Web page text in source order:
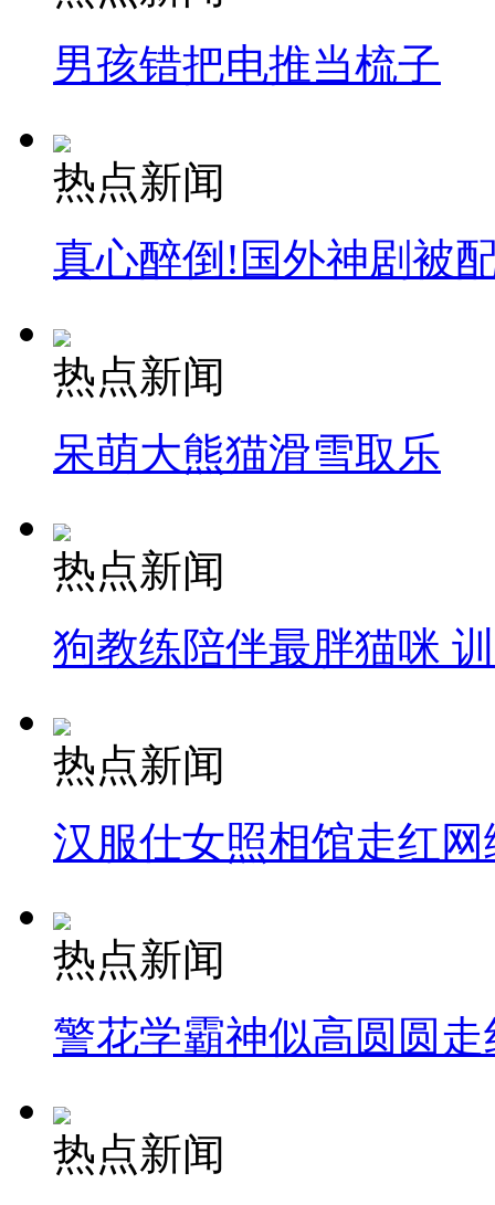
男孩错把电推当梳子
热点新闻
真心醉倒!国外神剧被
热点新闻
呆萌大熊猫滑雪取乐
热点新闻
狗教练陪伴最胖猫咪
热点新闻
汉服仕女照相馆走红网
热点新闻
警花学霸神似高圆圆走
热点新闻